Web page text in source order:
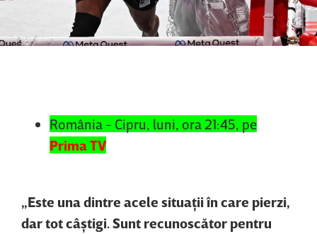
România - Cipru, luni, ora 21:45, pe
Prima TV
„Este una dintre acele situaţii în care pierzi,
dar tot câştigi. Sunt recunoscător pentru